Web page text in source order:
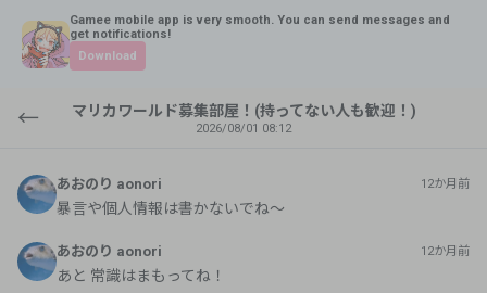
Gamee mobile app is very smooth. You can send messages and
get notifications!
Download
← マリカワールド募集部屋！(持ってない人も歓迎！)
2026/08/01 08:12
あおのり aonori 12か月前
暴言や個人情報は書かないでね〜
あおのり aonori 12か月前
あと 常識はまもってね！